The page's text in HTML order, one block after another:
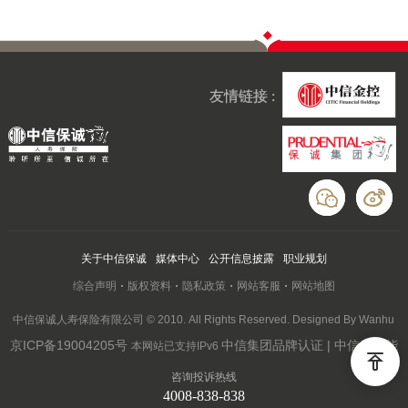
友情链接 :
关于中信保诚 媒体中心 公开信息披露 职业规划
综合声明 版权资料 隐私政策 网站客服 网站地图
中信保诚人寿保险有限公司 © 2010. All Rights Reserved. Designed By Wanhu
京ICP备19004205号 本网站已支持IPv6 中信集团品牌认证 | 中信云赋能
咨询投诉热线
4008-838-838